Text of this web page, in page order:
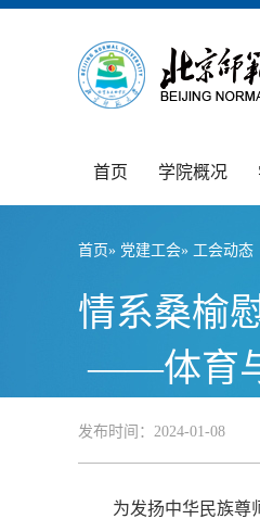
首页 学院概况
首页» 党建工会» 工会动态
情系桑榆
——体育
发布时间：2024-01-08
为发扬中华民族尊